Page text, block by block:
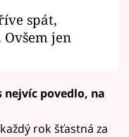
spát,
jen
povedlo, na
rok šťastná za